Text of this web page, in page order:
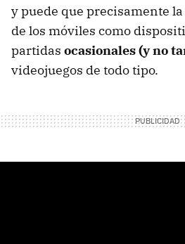
y puede que precisamente
de los móviles como
partidas ocasionales (y no
videojuegos de todo tipo.